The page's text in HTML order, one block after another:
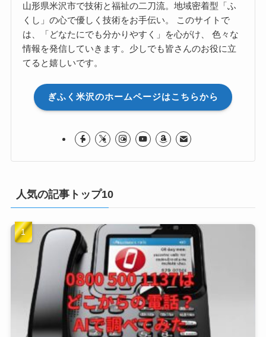
山形県米沢市で技術と福祉の二刀流。地域密着型「ふ
くし」の心で優しく技術をお手伝い。 このサイトで
は、「どなたにでも分かりやすく」を心がけ、 色々な
情報を発信していきます。少しでも皆さんのお役に立
てると嬉しいです。
ぎふく米沢のホームページはこちらから
人気の記事トップ10